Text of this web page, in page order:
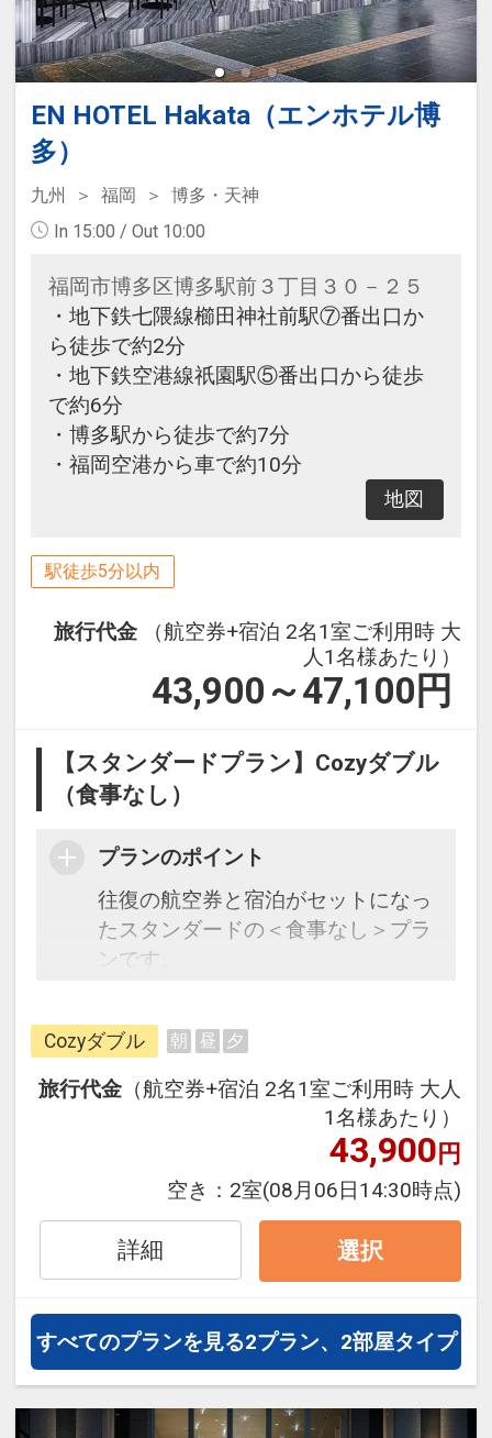
EN HOTEL Hakata（エンホテル博
多）
九州 福岡
博多・天神
In 15:00 / Out 10:00
福岡市博多区博多駅前３丁目３０－２５
・地下鉄七隈線櫛田神社前駅⑦番出口か
ら徒歩で約2分
・地下鉄空港線祇園駅⑤番出口から徒歩
で約6分
・博多駅から徒歩で約7分
・福岡空港から車で約10分
地図
駅徒歩5分以内
旅行代金
（航空券+宿泊 2名1室ご利用時 大
人1名様あたり）
43,900～47,100 円
【スタンダードプラン】Cozyダブル
（食事なし）
プランのポイント
往復の航空券と宿泊がセットになっ
たスタンダードの＜食事なし＞プラ
ンです。
できるダイナミックパッケージだか
ら、一都市滞在はもちろん周遊旅行
にも最適！
旅行期間中の1泊だけの宿泊や延
泊・飛び泊なども自由自在です。
JALマイレージ会員の方にはフライ
トマイルが50%貯まります。
Cozyダブル 朝 昼 夕
旅行代金 （航空券+宿泊 2名1室ご利用時 大人
1名様あたり）
43,900円
空き： 2室(08月06日14:30時点)
詳細 選択
すべてのプランを見る2プラン、2部屋タイプ